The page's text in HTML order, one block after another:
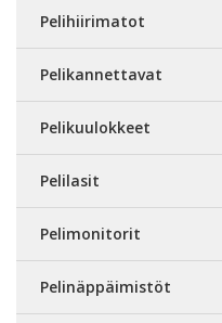
Pelihiirimatot
Pelikannettavat
Pelikuulokkeet
Pelilasit
Pelimonitorit
Pelinäppäimistöt